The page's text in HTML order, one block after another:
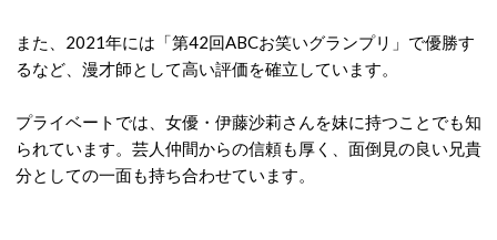
また、2021年には「第42回ABCお笑いグランプリ」で優勝す
るなど、漫才師として高い評価を確立しています。
プライベートでは、女優・伊藤沙莉さんを妹に持つことでも知
られています。 芸人仲間からの信頼も厚く、面倒見の良い兄貴
分としての一面も持ち合わせています。